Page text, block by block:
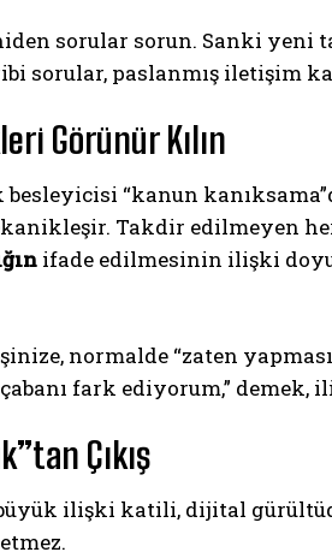
sorular sorun. Sanki yeni
sorular, paslanmış iletişim
Görünür Kılın
besleyicisi “kanun
Takdir edilmeyen
ifade edilmesinin ilişki
normalde “zaten
fark ediyorum,” demek,
Çıkış
ilişki katili, dijital